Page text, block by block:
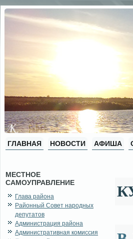
ГЛАВНАЯ НОВОСТИ АФИША
МЕСТНОЕ
САМОУПРАВЛЕНИЕ
Глава района
Районный Совет народных
депутатов
Администрация района
Административная комиссия